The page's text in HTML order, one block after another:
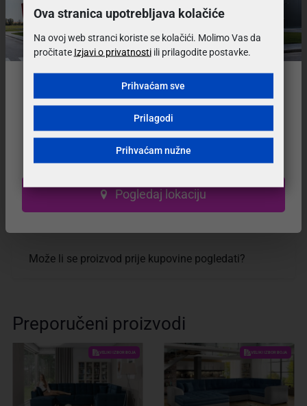
Česta pitanja i pomoć pri kupovini
Koje su mogućnosti plaćanja i mogu li kupiti na
rate?
Koliko moram čekati, koji je rok isporuke?
Može li se proizvod prije kupovine pogledati?
Preporučeni proizvodi
VELIKI IZBOR BOJA VELIKI IZBOR BOJA
Preselili smo nanovu lokaciju!
Naš prodajni salon se nalazi na novoj adresi.
Posjetite nas u novom, modernijem prostoru!
Pogledaj lokaciju
Ova stranica upotrebljava kolačiće
Na ovoj web stranci koriste se kolačići. Molimo Vas da
pročitate Izjavi o privatnostiili prilagodite postavke.
Prihvaćam nužne
Prilagodi
Prihvaćam sve